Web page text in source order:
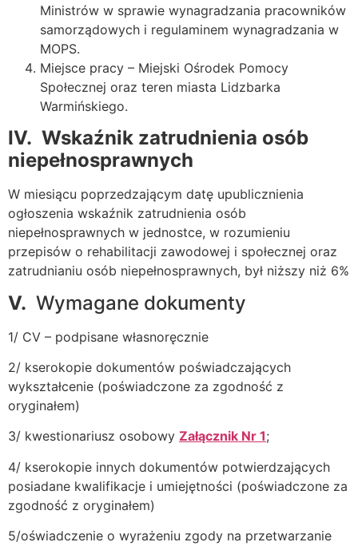
Ministrów w sprawie wynagradzania pracowników
samorządowych i regulaminem wynagradzania w
MOPS.
Miejsce pracy – Miejski Ośrodek Pomocy
Społecznej oraz teren miasta Lidzbarka
Warmińskiego.
IV. Wskaźnik zatrudnienia osób
niepełnosprawnych
W miesiącu poprzedzającym datę upublicznienia
ogłoszenia wskaźnik zatrudnienia osób
niepełnosprawnych w jednostce, w rozumieniu
przepisów o rehabilitacji zawodowej i społecznej oraz
zatrudnianiu osób niepełnosprawnych, był niższy niż 6%
V. Wymagane dokumenty
1/ CV – podpisane własnoręcznie
2/ kserokopie dokumentów poświadczających
wykształcenie (poświadczone za zgodność z
oryginałem)
3/ kwestionariusz osobowy Załącznik Nr 1;
4/ kserokopie innych dokumentów potwierdzających
posiadane kwalifikacje i umiejętności (poświadczone za
zgodność z oryginałem)
5/oświadczenie o wyrażeniu zgody na przetwarzanie